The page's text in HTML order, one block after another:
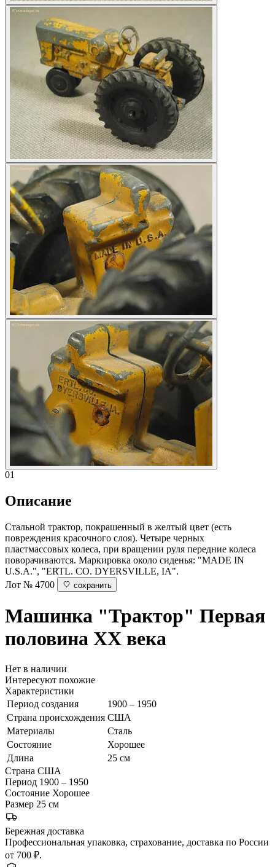
01
Описание
Стальной трактор, покрашенный в желтый цвет (есть
повреждения красочного слоя). Четыре черных
пластмассовых колеса, при вращении руля передние колеса
поворачиваются. Маркировка около сиденья: "MADE IN
U.S.A.", "ERTL. CO. DYERSVILLE, IA".
Лот № 4700
сохранить
Машинка "Трактор" Первая
половина ХХ века
Нет в наличии
Интересуют похожие
Характеристики
Период создания
1900 – 1950
Страна происхождения США
Материалы
Сталь
Состояние
Хорошее
Длина
25 см
Страна США
Период 1900 – 1950
Состояние Хорошее
Размер 25 см
Бережная доставка
Профессиональная упаковка, страхование, доставка по России
от 700 ₽.